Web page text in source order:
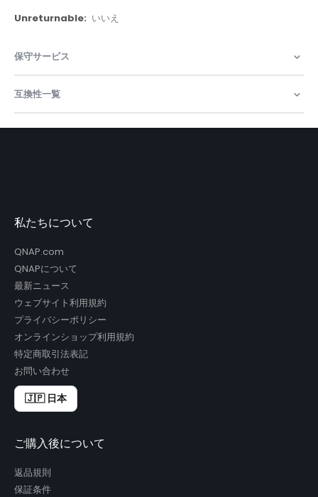
そ
の
情
報
いいえ
保守サービス
互換性一覧
私たちについて
QNAP.com
QNAPについて
最新ニュース
ウェブサイト利用規約
プライバシーポリシー
オンラインショップ利用規約
特定商取引法表記
お問い合わせ
🇯🇵 日本
ご購入後について
返品規則
保証条件